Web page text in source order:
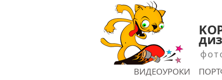
ВИДЕОУРОКИ